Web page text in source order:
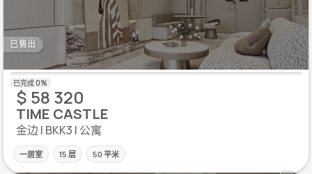
已售出
$ 58 320
TIME CASTLE
金边 | BKK3 | 公寓
一居室 15 层 50 平米